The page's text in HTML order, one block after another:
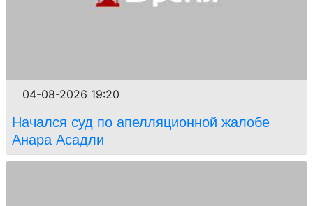
04-08-2026 19:20
Начался суд по апелляционной жалобе
Анара Асадли